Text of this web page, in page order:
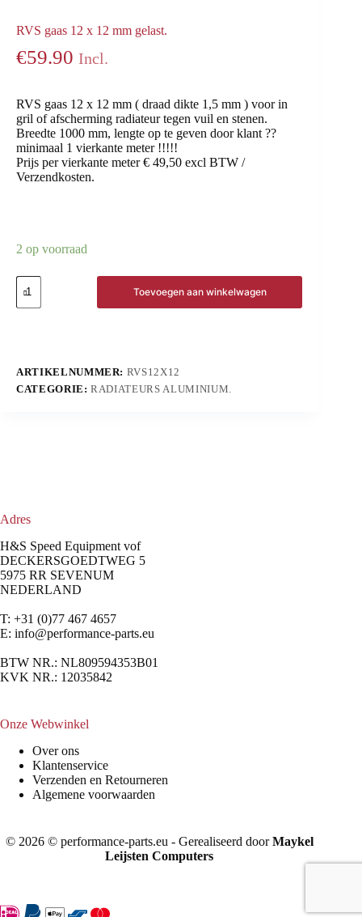
RVS gaas 12 x 12 mm gelast.
€59.90 Incl.
RVS gaas 12 x 12 mm ( draad dikte 1,5 mm ) voor in
gril of afscherming radiateur tegen vuil en stenen.
Breedte 1000 mm, lengte op te geven door klant ??
minimaal 1 vierkante meter !!!!!
Prijs per vierkante meter € 49,50 excl BTW /
Verzendkosten.
2 op voorraad
Toevoegen aan winkelwagen
ARTIKELNUMMER: RVS12X12
CATEGORIE:RADIATEURS ALUMINIUM.
Adres
H&S Speed Equipment vof
DECKERSGOEDTWEG 5
5975 RR SEVENUM
NEDERLAND
T: +31 (0)77 467 4657
E: info@performance-parts.eu
BTW NR.: NL809594353B01
KVK NR.: 12035842
Onze Webwinkel
Over ons
Klantenservice
Verzenden en Retourneren
Algemene voorwaarden
© 2026 © performance-parts.eu - Gerealiseerd doorMaykel
Leijsten Computers